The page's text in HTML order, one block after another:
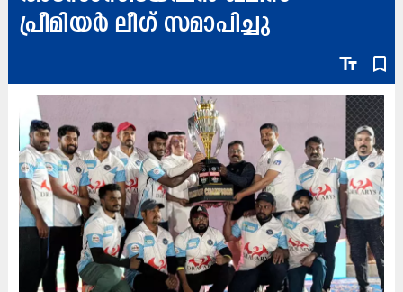
പ്രീമിയർ ലീഗ് സമാപിച്ചു
text_fields bookmark_border